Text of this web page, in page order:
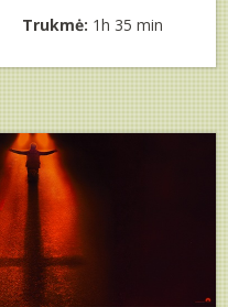
Trukmė: 1h 35 min